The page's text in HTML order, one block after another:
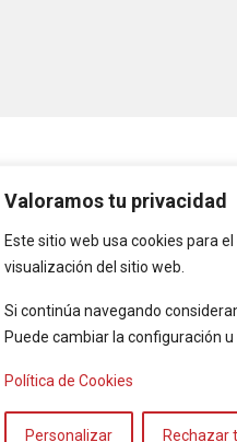
Valoramos tu privacidad
Este sitio web usa cookies para
visualización del sitio web.
Si continúa navegando
Puede cambiar la configuración
Política de Cookies
Personalizar Rechazar
de Políticas